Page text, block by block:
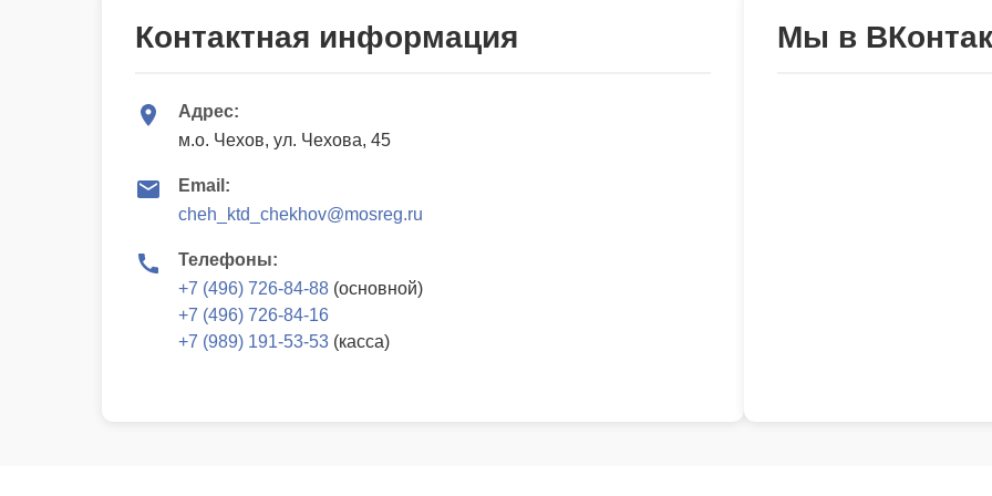
Контактная информация
Адрес:
м.о. Чехов, ул. Чехова, 45
Email:
cheh_ktd_chekhov@mosreg.ru
Телефоны:
+7 (496) 726-84-88 (основной)
+7 (496) 726-84-16
+7 (989) 191-53-53 (касса)
Мы в